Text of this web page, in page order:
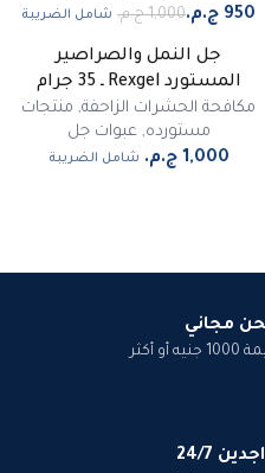
شامل الضريبة
غير متوفر
جل النمل والصراصير
المستورد Rexgel ـ 35 جرام
مكافحة الحشرات الزاحفة, منتجات
مستورده,عبوات جل
شامل الضريبة
مجاني
أكثر
24/7